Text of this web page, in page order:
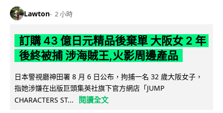
Lawton 2 小時
訂購 43 億日元精品後棄單 大阪女 2 年
後終被捕 涉海賊王,火影周邊產品
日本警視廳神田署 8 月 6 日公布，拘捕一名 32 歲大阪女子，
指她涉嫌在出版巨頭集英社旗下官方網店「JUMP
CHARACTERS ST...
閱讀全文